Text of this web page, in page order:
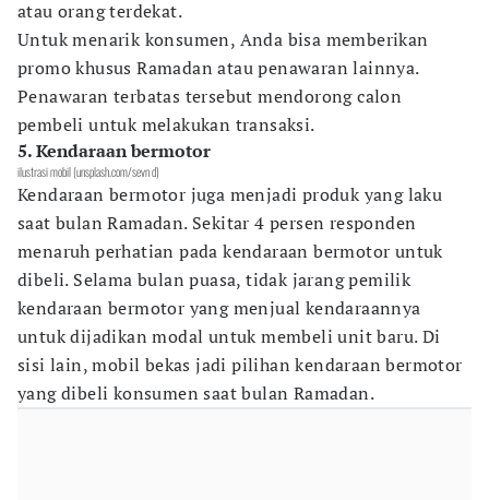
atau orang terdekat.
Untuk menarik konsumen, Anda bisa memberikan
promo khusus Ramadan atau penawaran lainnya.
Penawaran terbatas tersebut mendorong calon
pembeli untuk melakukan transaksi.
5. Kendaraan bermotor
ilustrasi mobil (unsplash.com/sevn d)
Kendaraan bermotor juga menjadi produk yang laku
saat bulan Ramadan. Sekitar 4 persen responden
menaruh perhatian pada kendaraan bermotor untuk
dibeli. Selama bulan puasa, tidak jarang pemilik
kendaraan bermotor yang menjual kendaraannya
untuk dijadikan modal untuk membeli unit baru. Di
sisi lain, mobil bekas jadi pilihan kendaraan bermotor
yang dibeli konsumen saat bulan Ramadan.